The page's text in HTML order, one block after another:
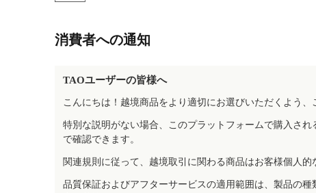
消費者への通知
TAOユーザーの皆様へ
こんにちは！越境商品をより適切にお選びいただくよう
特別な説明がない場合、このプラットフォームで購入さ
で確認できます。
関連規則に従って、越境取引に関わる商品はお客様個人的
品質保証およびアフターサービスの適用範囲は、製品の